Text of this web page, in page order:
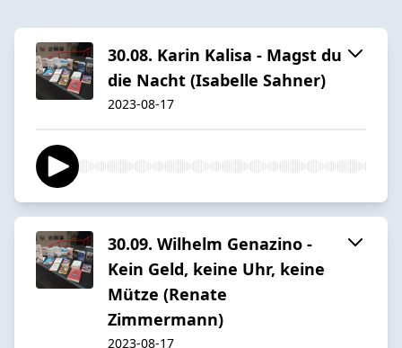
30.08. Karin Kalisa - Magst du
die Nacht (Isabelle Sahner)
2023-08-17
30.09. Wilhelm Genazino -
Kein Geld, keine Uhr, keine
Mütze (Renate
Zimmermann)
2023-08-17